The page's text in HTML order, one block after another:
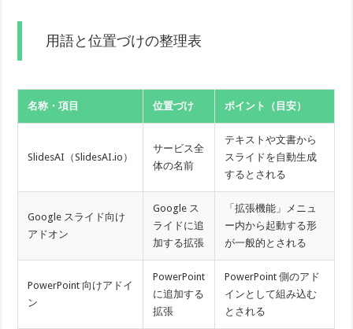
用語と位置づけの整理表
名称・項目 位置づけ ポイント（目安）
SlidesAI（SlidesAI.io）
サービス全
体の名前
テキストや文書から
スライドを自動生成
するとされる
Google スライド向け
アドオン
Google ス
ライドに追
加する拡張
「拡張機能」メニュ
ー内から起動する形
が一般的とされる
PowerPoint 向けアドイ
ン
PowerPoint
に追加する
拡張
PowerPoint 側のアド
インとして組み込む
とされる